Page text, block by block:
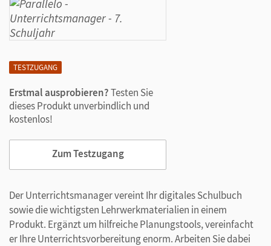
TESTZUGANG
Erstmal ausprobieren?Testen Sie
dieses Produkt unverbindlich und
kostenlos!
Zum Testzugang
Der Unterrichtsmanager vereint Ihr digitales Schulbuch
sowie die wichtigsten Lehrwerkmaterialien in einem
Produkt. Ergänzt um hilfreiche Planungstools, vereinfacht
er Ihre Unterrichtsvorbereitung enorm. Arbeiten Sie dabei